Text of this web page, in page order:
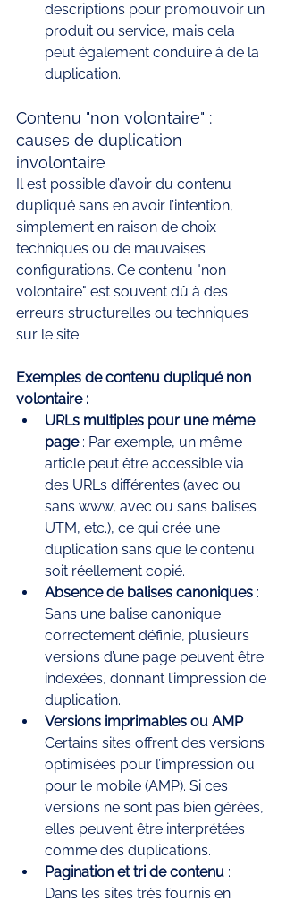
descriptions pour promouvoir un
produit ou service, mais cela
peut également conduire à de la
duplication.
Contenu "non volontaire" :
causes de duplication
involontaire
Il est possible d’avoir du contenu
dupliqué sans en avoir l’intention,
simplement en raison de choix
techniques ou de mauvaises
configurations. Ce contenu "non
volontaire" est souvent dû à des
erreurs structurelles ou techniques
sur le site.
Exemples de contenu dupliqué non
volontaire :
URLs multiples pour une même
page : Par exemple, un même
article peut être accessible via
des URLs différentes (avec ou
sans www, avec ou sans balises
UTM, etc.), ce qui crée une
duplication sans que le contenu
soit réellement copié.
Absence de balises canoniques :
Sans une balise canonique
correctement définie, plusieurs
versions d’une page peuvent être
indexées, donnant l’impression de
duplication.
Versions imprimables ou AMP :
Certains sites offrent des versions
optimisées pour l’impression ou
pour le mobile (AMP). Si ces
versions ne sont pas bien gérées,
elles peuvent être interprétées
comme des duplications.
Pagination et tri de contenu :
Dans les sites très fournis en